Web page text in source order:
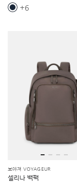
6
보야져 VOYAGEUR
셀리나 백팩